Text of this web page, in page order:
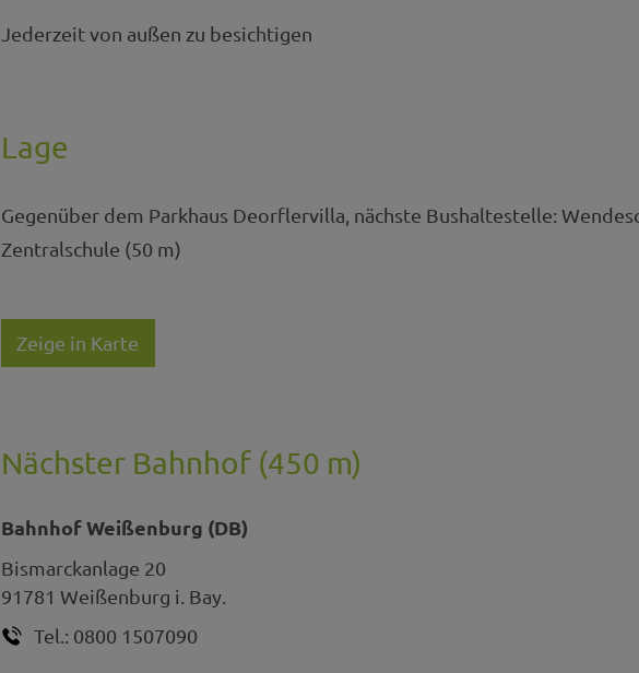
Jederzeit von außen zu besichtigen
Lage
Gegenüber dem Parkhaus Deorflervilla, nächste Bushaltestelle:
Zentralschule (50 m)
Zeige in Karte
Nächster Bahnhof (450 m)
Bahnhof Weißenburg (DB)
Bismarckanlage 20
91781 Weißenburg i. Bay.
Tel.: 0800 1507090